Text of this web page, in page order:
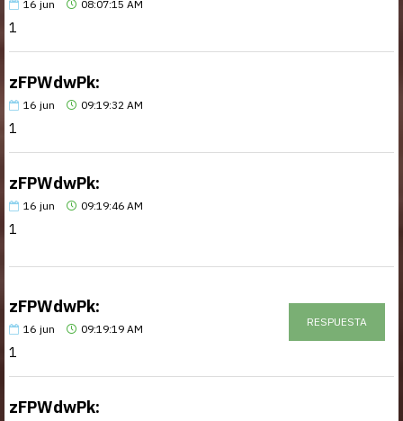
16 jun 08:07:15 AM
1
zFPWdwPk:
16 jun 09:19:32 AM
1
zFPWdwPk:
16 jun 09:19:46 AM
1
zFPWdwPk:
16 jun 09:19:19 AM
RESPUESTA
1
zFPWdwPk: